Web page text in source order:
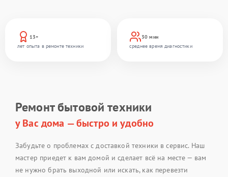
13+
лет опыта в ремонте техники
30 мин
среднее время диагностики
Ремонт бытовой техники
у Вас дома — быстро и удобно
Забудьте о проблемах с доставкой техники в сервис. Наш
мастер приедет к вам домой и сделает всё на месте — вам
не нужно брать выходной или искать, как перевезти